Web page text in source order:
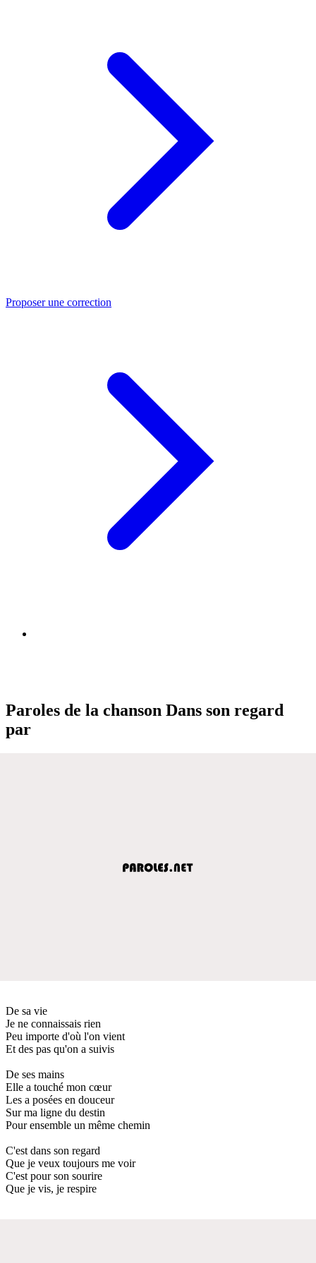
Proposer une correction
Paroles de la chanson Dans son regard
par
De sa vie
Je ne connaissais rien
Peu importe d'où l'on vient
Et des pas qu'on a suivis
De ses mains
Elle a touché mon cœur
Les a posées en douceur
Sur ma ligne du destin
Pour ensemble un même chemin
C'est dans son regard
Que je veux toujours me voir
C'est pour son sourire
Que je vis, je respire